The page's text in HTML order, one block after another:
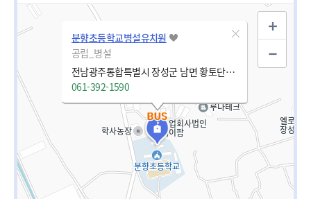
분향초등학교병설유치원
공립_병설
전남광주통합특별시 장성군 남면 황토단감로 142-11
061-392-1590